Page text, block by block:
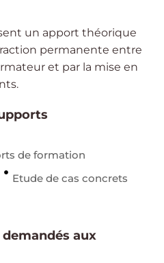
un apport théorique
permanente entre
et par la mise en
de formation
Etude de cas concrets
aux